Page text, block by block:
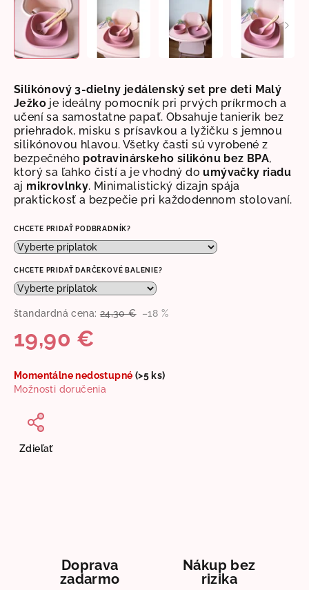
Silikónový 3-dielny jedálenský set pre deti Malý
Ježko je ideálny pomocník pri prvých príkrmoch a
učení sa samostatne papať. Obsahuje tanierik bez
priehradok, misku s prísavkou a lyžičku s jemnou
silikónovou hlavou. Všetky časti sú vyrobené z
bezpečného potravinárskeho silikónu bez BPA,
ktorý sa ľahko čistí a je vhodný doumývačky riadu
aj mikrovlnky. Minimalistický dizajn spája
praktickosť a bezpečie pri každodennom stolovaní.
CHCETE PRIDAŤ PODBRADNÍK?
CHCETE PRIDAŤ DARČEKOVÉ BALENIE?
štandardná cena: 24,30 € –18 %
19,90 €
cena:
Momentálne nedostupné (>5 ks)
Možnosti doručenia
Zdieľať
Doprava
zadarmo
Nákup bez
rizika